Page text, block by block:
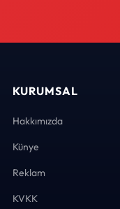
KURUMSAL
Hakkımızda
Künye
Reklam
KVKK